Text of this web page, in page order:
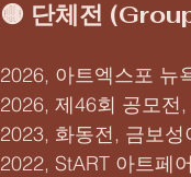
🟡 단체전
2026, 아트엑스포 뉴
2026, 제46회 공모전
2023, 화동전, 금보
2022, StART 아트페